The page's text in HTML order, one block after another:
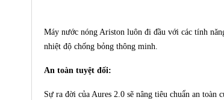
Máy nước nóng Ariston luôn đi đầu với các tính
nhiệt độ chống bỏng thông minh.
An toàn tuyệt đối:
Sự ra đời của Aures 2.0 sẽ nâng tiêu chuẩn an